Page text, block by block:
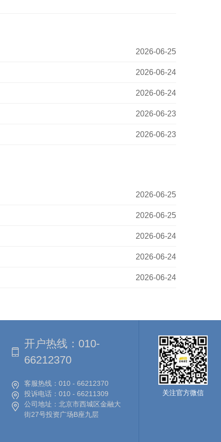
2026-06-25
2026-06-24
2026-06-24
2026-06-23
2026-06-23
2026-06-25
2026-06-25
2026-06-24
2026-06-24
2026-06-24
开户热线： 010-
66212370
客服热线： 010 - 66212370
投诉电话： 010 - 66211309
公司地址： 北京市西城区金融大
街27号投资广场B座九层
关注官方微信